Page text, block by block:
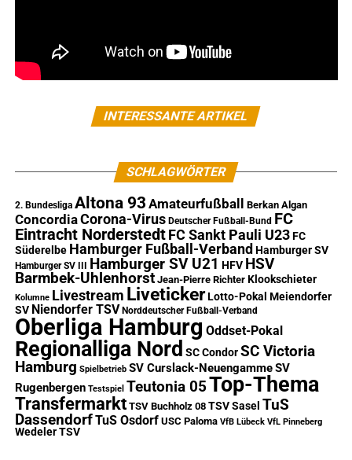
INTERESSANTE ARTIKEL
SCHLAGWÖRTER
2. Bundesliga Altona 93 Amateurfußball Berkan Algan
ConcordiaCorona-Virus Deutscher Fußball-Bund FC
Eintracht Norderstedt FC Sankt Pauli U23 FC
Süderelbe Hamburger Fußball-Verband Hamburger SV
Hamburger SV III Hamburger SV U21 HFV HSV
Barmbek-Uhlenhorst Jean-Pierre Richter Klookschieter
Kolumne Livestream Liveticker Lotto-Pokal Meiendorfer
SV Niendorfer TSV Norddeutscher Fußball-Verband
Oberliga Hamburg Oddset-Pokal
Regionalliga Nord SC Condor SC Victoria
Hamburg Spielbetrieb SV Curslack-NeuengammeSV
Rugenbergen Testspiel Teutonia 05Top-Thema
Transfermarkt TSV Buchholz 08 TSV Sasel TuS
DassendorfTuS Osdorf USC Paloma VfB Lübeck VfL Pinneberg
Wedeler TSV